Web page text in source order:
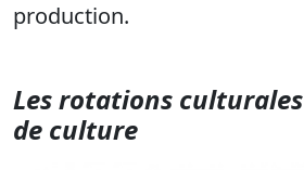
production.
Les rotations culturales
de culture